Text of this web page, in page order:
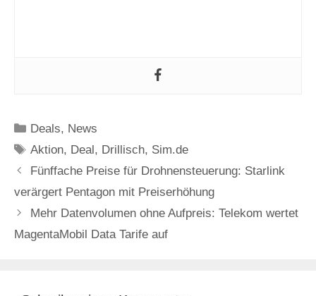
Kategorien
Deals, News
Schlagwörter
Aktion, Deal, Drillisch, Sim.de
Fünffache Preise für Drohnensteuerung: Starlink
verärgert Pentagon mit Preiserhöhung
Mehr Datenvolumen ohne Aufpreis: Telekom wertet
MagentaMobil Data Tarife auf